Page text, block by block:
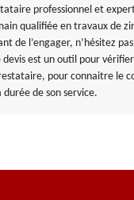
professionnel et
qualifiée en travaux de
de l’engager, n’hésitez
devis est un outil pour
pour connaitre le
de son service.